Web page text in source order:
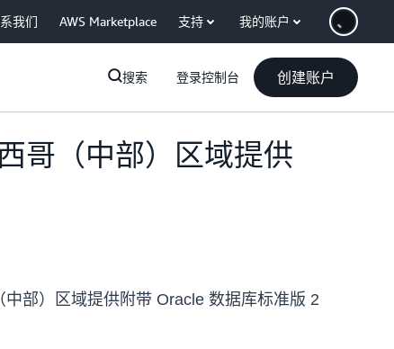
我们 AWS Marketplace 支持 我的账户
搜索 登录控制台 创建账户
哥（中部）区域提供
部）区域提供附带 Oracle 数据库标准版 2